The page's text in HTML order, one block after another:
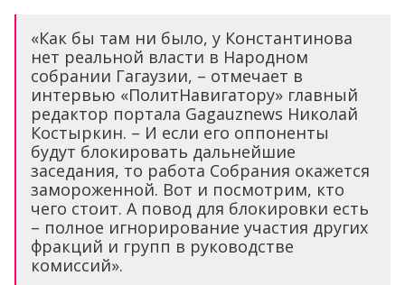
«Как бы там ни было, у Константинова
нет реальной власти в Народном
собрании Гагаузии, – отмечает в
интервью «ПолитНавигатору» главный
редактор портала Gagauznews Николай
Костыркин. – И если его оппоненты
будут блокировать дальнейшие
заседания, то работа Собрания окажется
замороженной. Вот и посмотрим, кто
чего стоит. А повод для блокировки есть
– полное игнорирование участия других
фракций и групп в руководстве
комиссий».